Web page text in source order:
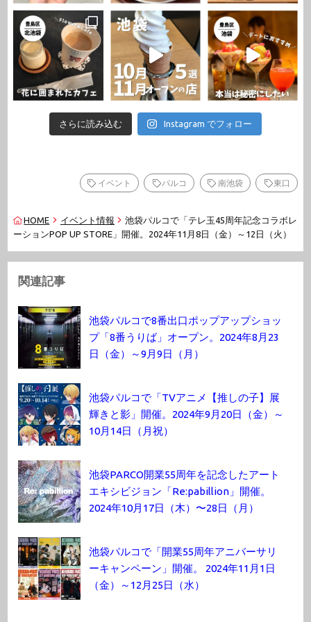
さらに読み込む Instagram でフォロー
イベント パルコ 南池袋 東口
HOME イベント情報
池袋パルコで「テレ玉45周年記念コラボレ
ーションPOP UP STORE」開催。2024年11月8日（金）～12日（火）
関連記事
池袋パルコで8番出口ポップアップショッ
プ「8番うりば」オープン。2024年8月23
日（金）～9月9日（月）
池袋パルコで「TVアニメ【推しの子】展
輝きと影」開催。2024年9月20日（金）～
10月14日（月祝）
池袋PARCO開業55周年を記念したアート
エキシビジョン「Re:pabillion」開催。
2024年10月17日（木）〜28日（月）
池袋パルコで「開業55周年アニバーサリ
ーキャンペーン」開催。 2024年11月1日
（金）～12月25日（水）